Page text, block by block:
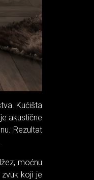
Kućišta
akustične
Rezultat
moćnu
koji je